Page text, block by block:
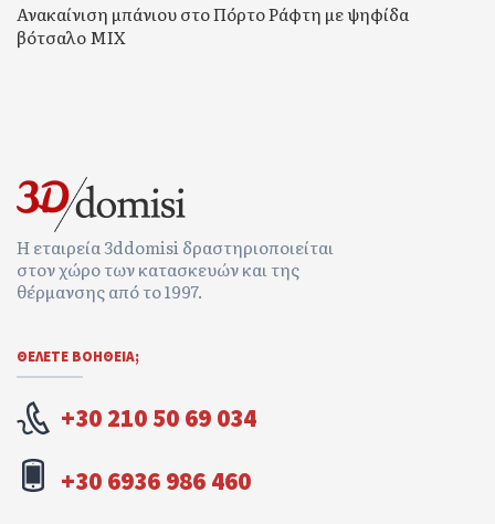
Ανακαίνιση μπάνιου στο Πόρτο Ράφτη με ψηφίδα
βότσαλο ΜΙΧ
Η εταιρεία 3ddomisi δραστηριοποιείται
στον χώρο των κατασκευών και της
θέρμανσης από το 1997.
ΘΕΛΕΤΕ ΒΟΉΘΕΙΑ;
+30 210 50 69 034
+30 6936 986 460